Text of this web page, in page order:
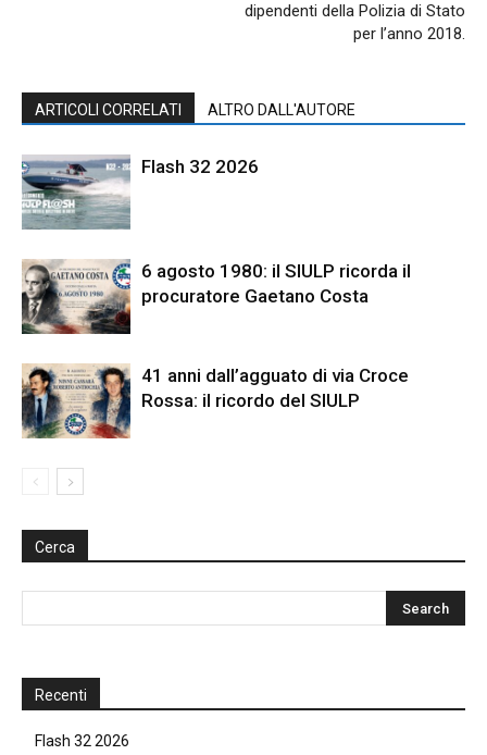
dipendenti della Polizia di Stato
per l’anno 2018.
ARTICOLI CORRELATI ALTRO DALL'AUTORE
Flash 32 2026
6 agosto 1980: il SIULP ricorda il
procuratore Gaetano Costa
41 anni dall’agguato di via Croce
Rossa: il ricordo del SIULP
Cerca
Recenti
Flash 32 2026